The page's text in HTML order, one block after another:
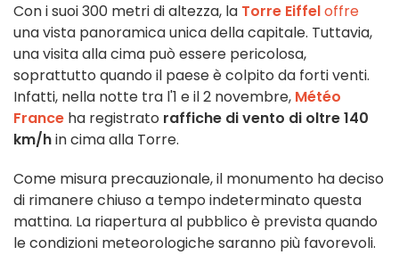
Con i suoi 300 metri di altezza, la Torre Eiffeloffre
una vista panoramica unica della capitale. Tuttavia,
una visita alla cima può essere pericolosa,
soprattutto quando il paese è colpito da forti venti.
Infatti, nella notte tra l'1 e il 2 novembre, Météo
France ha registrato raffiche di vento di oltre 140
km/hin cima alla Torre.
Come misura precauzionale, il monumento ha deciso
di rimanere chiuso a tempo indeterminato questa
mattina. La riapertura al pubblico è prevista quando
le condizioni meteorologiche saranno più favorevoli.